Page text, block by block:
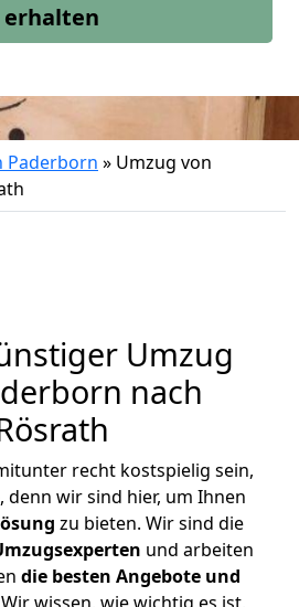
erhalten
Paderborn » Umzug von
Umzug
nach
recht kostspielig sein,
denn wir sind hier, um Ihnen
zu bieten. Wir sind die
und arbeiten
die besten Angebote und